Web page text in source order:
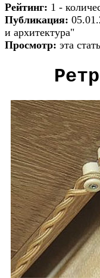
Рейтинг: 1 -
Публикация:
и архитектура"
Просмотр: эта